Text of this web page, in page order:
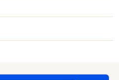
中学校）まで５１４ｍ／滋賀
高専）まで２６６３ｍ／滋賀
２４８５ｍ／ファミリーマー